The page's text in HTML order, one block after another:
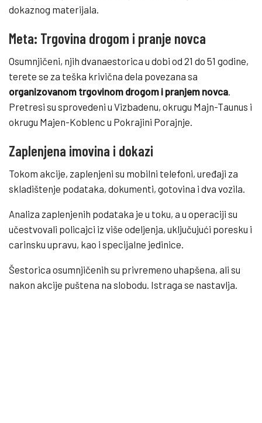
dokaznog materijala.
Meta: Trgovina drogom i pranje novca
Osumnjičeni, njih dvanaestorica u dobi od 21 do 51 godine,
terete se za teška krivična dela povezana sa
organizovanom trgovinom drogom i pranjem novca
Pretresi su sprovedeni u Vizbadenu, okrugu Majn-Taunus i
okrugu Majen-Koblenc u Pokrajini Porajnje.
Zaplenjena imovina i dokazi
Tokom akcije, zaplenjeni su mobilni telefoni, uređaji za
skladištenje podataka, dokumenti, gotovina i dva vozila.
Analiza zaplenjenih podataka je u toku, a u operaciji su
učestvovali policajci iz više odeljenja, uključujući poresku i
carinsku upravu, kao i specijalne jedinice.
Šestorica osumnjičenih su privremeno uhapšena, ali su
nakon akcije puštena na slobodu. Istraga se nastavlja.